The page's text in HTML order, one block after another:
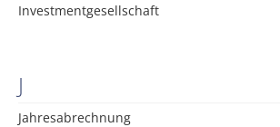
Investmentgesellschaft
J
Jahresabrechnung